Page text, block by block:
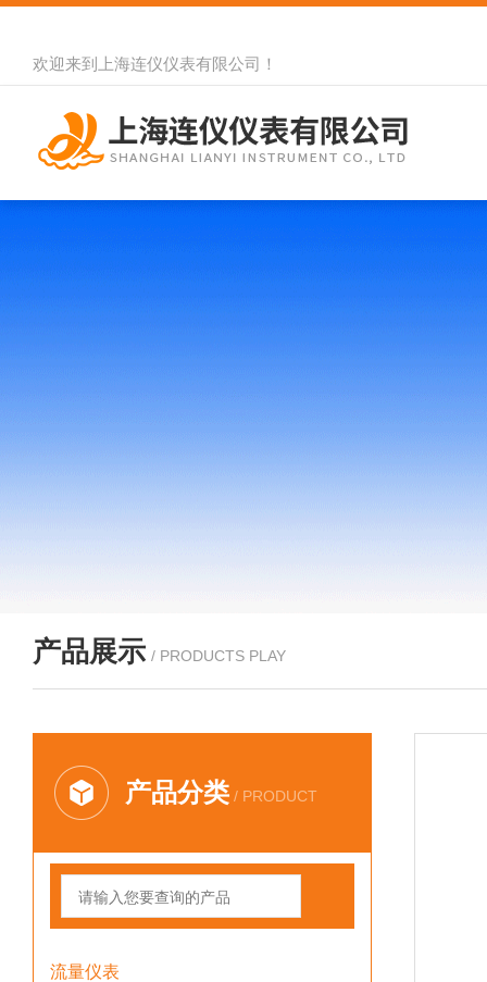
欢迎来到 上海连仪仪表有限公司 ！
产品展示 / PRODUCTS PLAY
产品分类 / PRODUCT
流量仪表